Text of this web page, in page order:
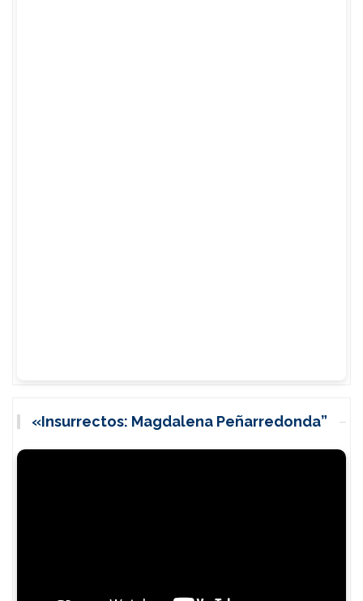
«Insurrectos: Magdalena Peñarredonda”